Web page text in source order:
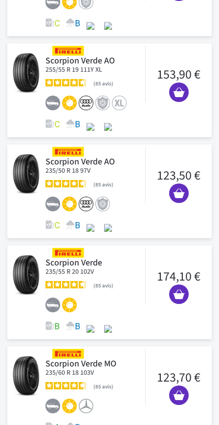
Scorpion Verde AO
255/55 R 19 111Y XL
85 avis
153,90 €
Scorpion Verde AO
235/50 R 18 97V
85 avis
123,50 €
Scorpion Verde
235/55 R 20 102V
85 avis
174,10 €
Scorpion Verde MO
235/60 R 18 103V
85 avis
123,70 €